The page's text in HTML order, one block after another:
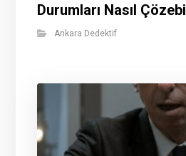
Durumları Nasıl
Ankara Dedektif